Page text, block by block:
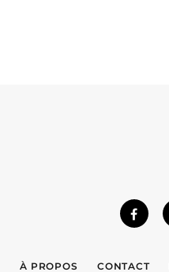
À PROPOS CONTACT